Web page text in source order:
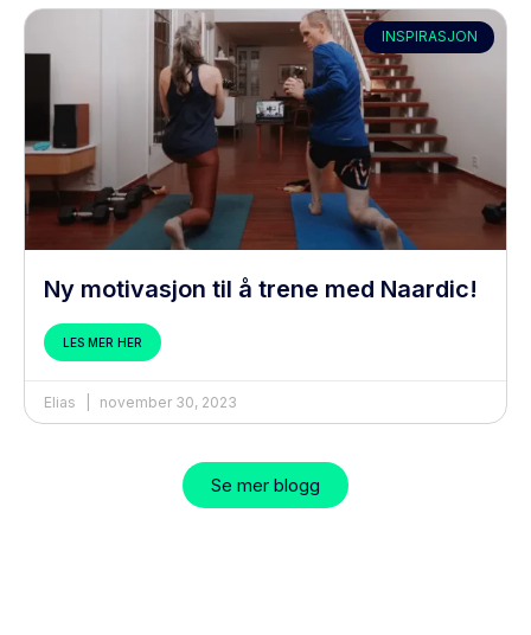
INSPIRASJON
Ny motivasjon til å trene med Naardic!
LES MER HER
Elias november 30, 2023
Se mer blogg